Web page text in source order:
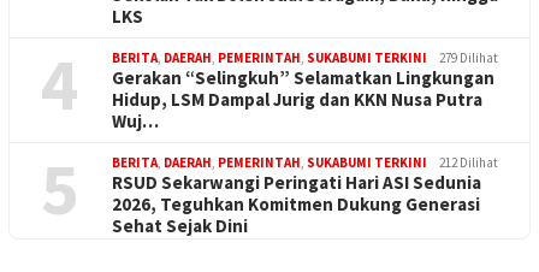
LKS
4 BERITA, DAERAH, PEMERINTAH, SUKABUMI TERKINI 279 Dilihat
Gerakan “Selingkuh” Selamatkan Lingkungan
Hidup, LSM Dampal Jurig dan KKN Nusa Putra
Wuj…
5 BERITA, DAERAH, PEMERINTAH, SUKABUMI TERKINI 212 Dilihat
RSUD Sekarwangi Peringati Hari ASI Sedunia
2026, Teguhkan Komitmen Dukung Generasi
Sehat Sejak Dini